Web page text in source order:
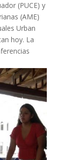
(PUCE) y
(AME)
Urban
hoy. La